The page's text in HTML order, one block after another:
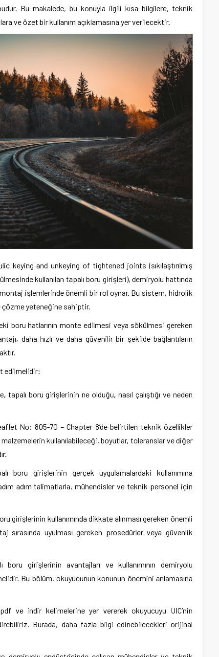
Bu makalede, bu konuyla ilgili kısa bilgilere, teknik
ve özet bir kullanım açıklamasına yer verilecektir.
keying and unkeying of tightened joints (sıkılaştırılmış
kullanılan tapalı boru girişleri), demiryolu hattında
işlemlerinde önemli bir rol oynar. Bu sistem, hidrolik
çözme yeteneğine sahiptir.
boru hatlarının monte edilmesi veya sökülmesi gereken
daha hızlı ve daha güvenilir bir şekilde bağlantıların
edilmelidir:
boru girişlerinin ne olduğu, nasıl çalıştığı ve neden
No: 805-70 – Chapter 8’de belirtilen teknik özellikler
kullanılabileceği, boyutlar, toleranslar ve diğer
boru girişlerinin gerçek uygulamalardaki kullanımına
adım talimatlarla, mühendisler ve teknik personel için
girişlerinin kullanımında dikkate alınması gereken önemli
sırasında uyulması gereken prosedürler veya güvenlik
girişlerinin avantajları ve kullanımının demiryolu
Bu bölüm, okuyucunun konunun önemini anlamasına
ve indir kelimelerine yer vererek okuyucuyu UIC’nin
Burada, daha fazla bilgi edinebilecekleri orijinal